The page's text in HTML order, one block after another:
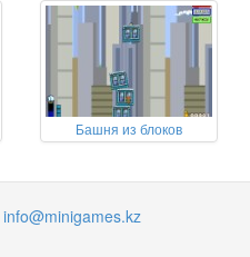
Башня из блоков
info@minigames.kz